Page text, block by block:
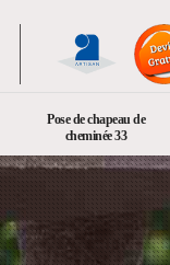
Pose de chapeau de
cheminée 33